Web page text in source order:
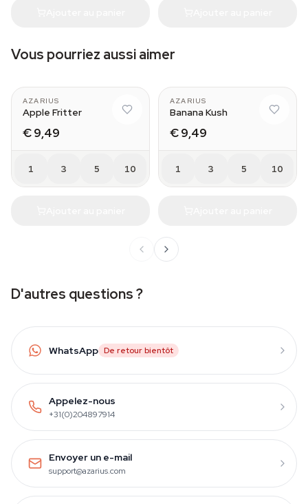
Vous pourriez aussi aimer
AZARIUS
Apple Fritter
€ 9,49
1 3 5 10
AZARIUS
Banana Kush
€ 9,49
1 3 5 10
D'autres questions ?
WhatsApp De retour bientôt
Appelez-nous
+31(0)204897914
Envoyer un e-mail
support@azarius.com